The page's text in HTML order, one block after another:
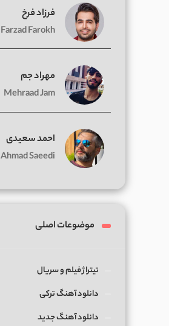
فرزاد فرخ
Farzad Farokh
مهراد جم
Mehraad Jam
احمد سعیدی
Ahmad Saeedi
موضوعات اصلی
تیتراژ فیلم و سریال
دانلود آهنگ ترکی
دانلود آهنگ جدید